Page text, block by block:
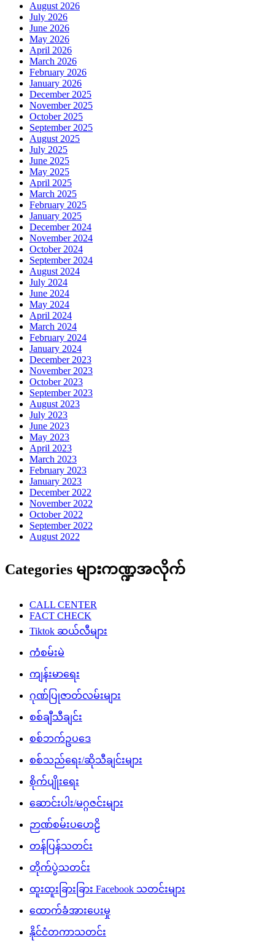
August 2026
July 2026
June 2026
May 2026
April 2026
March 2026
February 2026
January 2026
December 2025
November 2025
October 2025
September 2025
August 2025
July 2025
June 2025
May 2025
April 2025
March 2025
February 2025
January 2025
December 2024
November 2024
October 2024
September 2024
August 2024
July 2024
June 2024
May 2024
April 2024
March 2024
February 2024
January 2024
December 2023
November 2023
October 2023
September 2023
August 2023
July 2023
June 2023
May 2023
April 2023
March 2023
February 2023
January 2023
December 2022
November 2022
October 2022
September 2022
August 2022
Categories များကဏ္ဍအလိုက်
CALL CENTER
FACT CHECK
Tiktok ဆယ်လီများ
ကံစမ်းမဲ
ကျန်းမာရေး
ဂုဏ်ပြုဇာတ်လမ်းများ
စစ်ချီသီချင်း
စစ်ဘက်ဥပဒေ
စစ်သည်ရေး/ဆိုသီချင်းများ
စိုက်ပျိုးရေး
ဆောင်းပါး/မဂ္ဂဇင်းများ
ဉာဏ်စမ်းပဟေဠိ
တန်ပြန်သတင်း
တိုက်ပွဲသတင်း
ထူးထူးခြားခြား Facebook သတင်းများ
ထောက်ခံအားပေးမှု
နိုင်ငံတကာသတင်း